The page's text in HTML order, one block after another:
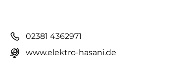
02381 4362971
www.elektro-hasani.de